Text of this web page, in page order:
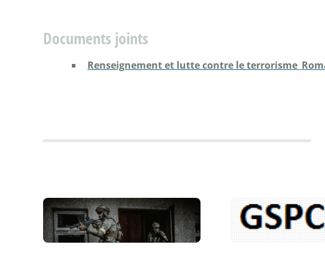
Documents joints
Renseignement et lutte contre le